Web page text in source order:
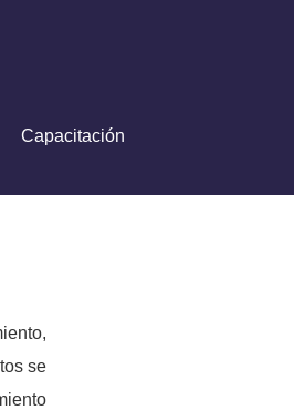
Capacitación
se